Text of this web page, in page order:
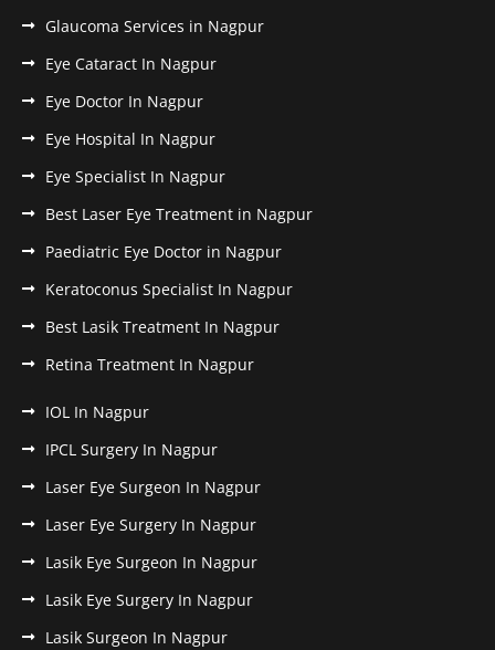
Glaucoma Services in Nagpur
Eye Cataract In Nagpur
Eye Doctor In Nagpur
Eye Hospital In Nagpur
Eye Specialist In Nagpur
Best Laser Eye Treatment in Nagpur
Paediatric Eye Doctor in Nagpur
Keratoconus Specialist In Nagpur
Best Lasik Treatment In Nagpur
Retina Treatment In Nagpur
IOL In Nagpur
IPCL Surgery In Nagpur
Laser Eye Surgeon In Nagpur
Laser Eye Surgery In Nagpur
Lasik Eye Surgeon In Nagpur
Lasik Eye Surgery In Nagpur
Lasik Surgeon In Nagpur